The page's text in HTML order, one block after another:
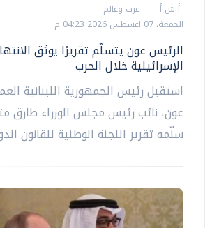
أ ش أ
عرب وعالم
الجمعة، 07 اغسطس 2026 04:23 م
الرئيس عون يتسلّم تقريرًا يوثق
الإسرائيلية خلال الحرب
استقبل رئيس الجمهورية اللبنانية
عون، نائب رئيس مجلس الوزراء طارق
سلّمه تقرير اللجنة الوطنية للقانون